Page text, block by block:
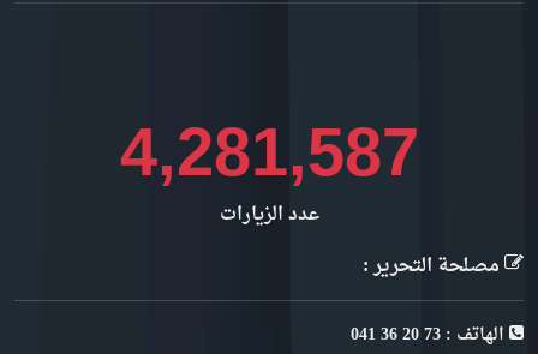
4,930,305
عدد الزيارات
مصلحة التحرير :
الهاتف : 73 20 36 041